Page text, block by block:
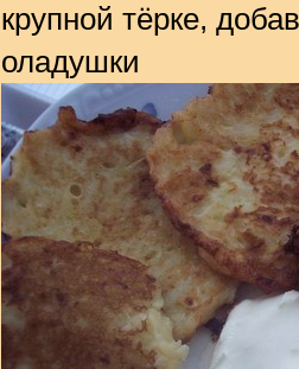
крупной тёрке,
оладушки